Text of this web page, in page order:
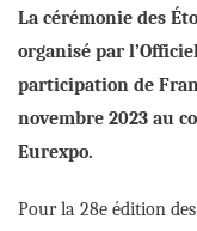
Crédit photo DR
La cérémonie des
organisé par
participation de
novembre 2023 au
Eurexpo.
Pour la 28e édition